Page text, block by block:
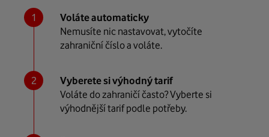
Voláte automaticky
Nemusíte nic nastavovat, vytočíte
zahraniční číslo a voláte.
Vyberete si výhodný tarif
Voláte do zahraničí často? Vyberte si
výhodnější tarif podle potřeby.